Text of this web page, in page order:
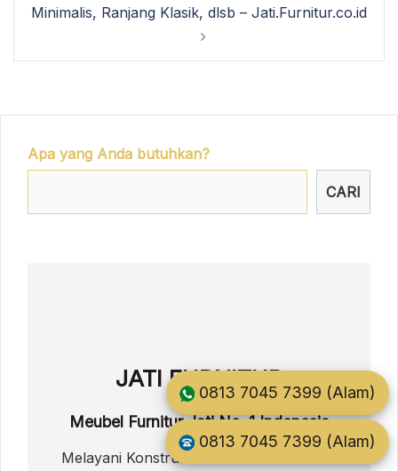
Minimalis, Ranjang Klasik, dlsb – Jati.Furnitur.co.id
Apa yang Anda butuhkan?
CARI
JATI FURNITUR
Meubel Furnitur Jati No. 1 Indonesia
Melayani Konstruksi Pembuatan Perabot
0813 7045 7399 (Alam)
0813 7045 7399 (Alam)